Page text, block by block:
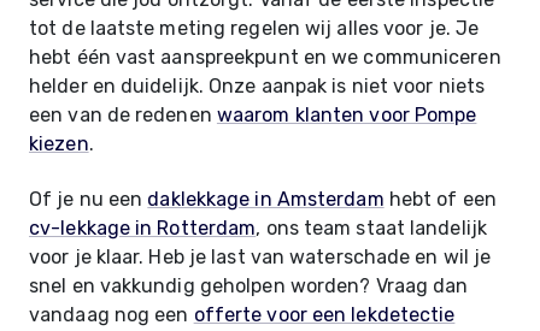
tot de laatste meting regelen wij alles voor je. Je
hebt één vast aanspreekpunt en we communiceren
helder en duidelijk. Onze aanpak is niet voor niets
een van de redenen waarom klanten voor Pompe
kiezen.
Of je nu een daklekkage in Amsterdam hebt of een
cv-lekkage in Rotterdam, ons team staat landelijk
voor je klaar. Heb je last van waterschade en wil je
snel en vakkundig geholpen worden? Vraag dan
vandaag nog een offerte voor een lekdetectie